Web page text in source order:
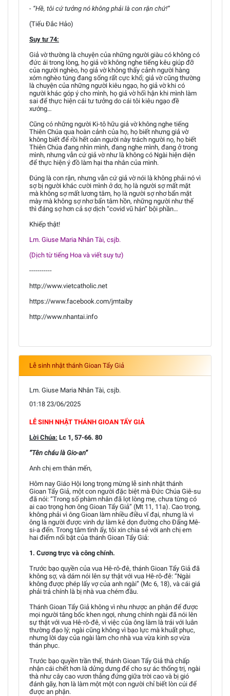
- “Hề, tôi cứ tưởng nó không phải là con rận chứ!”
(Tiếu Đắc Hảo)
Suy tư 74:
Giả vờ thường là chuyện của những người giàu có không có
đức ái trong lòng, họ giả vờ không nghe tiếng kêu giúp đỡ
của người nghèo, họ giả vờ không thấy cảnh người hàng
xóm nghèo túng đang sống rất cực khổ; giả vờ cũng thường
là chuyện của những người kiêu ngạo, họ giả vờ khi có
người khác góp ý cho mình, họ giả vờ hối hận khi mình làm
sai để thực hiện cái tư tưởng do cái tôi kiêu ngạo đề
xướng…
Cũng có những người Ki-tô hữu giả vờ không nghe tiếng
Thiên Chúa qua hoàn cảnh của họ, họ biết nhưng giả vờ
không biết để rồi hết oán người này trách người nọ, họ biết
Thiên Chúa đang nhìn mình, đang nghe mình, đang ở trong
mình, nhưng vẫn cứ giả vờ như là không có Ngài hiện diện
để thực hiện ý đồ làm hại tha nhân của mình.
Đúng là con rận, nhưng vẫn cứ giả vờ nói là không phải nó vì
sợ bị người khác cười mình ở dơ, họ là người sợ mất mặt
mà không sợ mất lương tâm, họ là người sợ nhơ bẩn mặt
mày mà không sợ nhơ bẩn tâm hồn, những người như thế
thì đáng sợ hơn cả sợ dịch “covid vũ hán” bội phần…
Khiếp thật!
Lm. Giuse Maria Nhân Tài, csjb.
(Dịch từ tiếng Hoa và viết suy tư)
-----------
http://www.vietcatholic.net
https://www.facebook.com/jmtaiby
http://www.nhantai.info
Lễ sinh nhật thánh Gioan Tẩy Giả
Lm. Giuse Maria Nhân Tài, csjb.
01:18 23/06/2025
LỄ SINH NHẬT THÁNH GIOAN TẨY GIẢ
Lời Chúa: Lc 1, 57-66. 80
“Tên cháu là Gio-an”
Anh chị em thân mến,
Hôm nay Giáo Hội long trọng mừng lễ sinh nhật thánh
Gioan Tẩy Giả, một con người đặc biệt mà Đức Chúa Giê-su
đã nói: “Trong số phàm nhân đã lọt lòng mẹ, chưa từng có
ai cao trọng hơn ông Gioan Tẩy Giả” (Mt 11, 11a). Cao trọng,
không phải vì ông Gioan làm nhiều điều vĩ đại, nhưng là vì
ông là người được vinh dự làm kẻ dọn đường cho Đấng Mê-
si-a đến. Trong tâm tình ấy, tôi xin chia sẻ với anh chị em
hai điểm nổi bật của thánh Gioan Tẩy Giả:
1. Cương trực và công chính.
Trước bạo quyền của vua Hê-rô-đê, thánh Gioan Tẩy Giả đã
không sợ, và dám nói lên sự thật với vua Hê-rô-đê: “Ngài
không được phép lấy vợ của anh ngài” (Mc 6, 18), và cái giá
phải trả chính là bị nhà vua chém đầu.
Thánh Gioan Tẩy Giả không vì nhu nhược an phận để được
mọi người tâng bốc khen ngợi, nhưng chính ngài đã nói lên
sự thật với vua Hê-rô-đê, vì việc của ông làm là trái với luân
thường đạo lý; ngài cũng không vì bạo lực mà khuất phục,
nhưng lời dạy của ngài làm cho nhà vua vừa kinh sợ vừa
thán phục.
Trước bạo quyền trần thế, thánh Gioan Tẩy Giả thà chấp
nhận cái chết hơn là dửng dưng để cho sự ác thống trị, ngài
thà như cây cao vươn thẳng đứng giữa trời cao và bị gió
đánh gãy, hơn là làm một một con người chỉ biết lòn cúi để
được an phận.